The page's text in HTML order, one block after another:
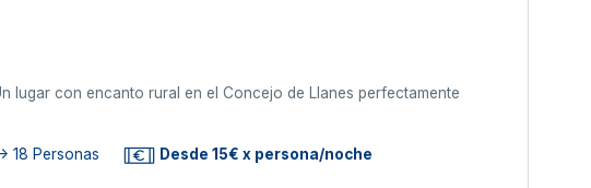
lugar con encanto rural en el Concejo de Llanes perfectamente
18 Personas Desde 15€ x persona/noche